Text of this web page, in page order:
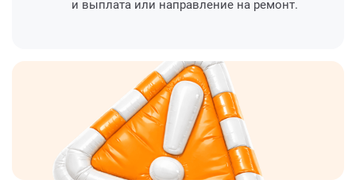
и выплата или направление на ремонт.